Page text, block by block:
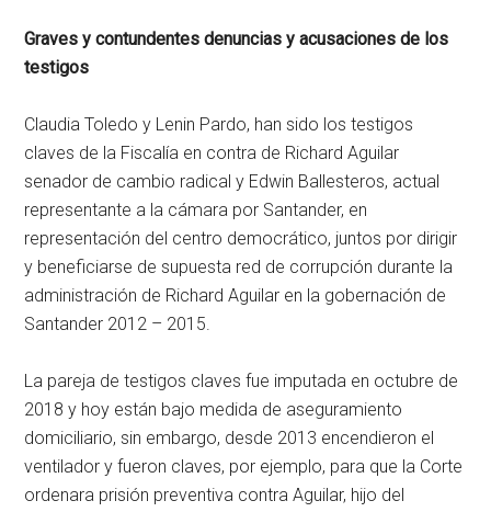
Graves y contundentes denuncias y acusaciones de los
testigos
Claudia Toledo y Lenin Pardo, han sido los testigos
claves de la Fiscalía en contra de Richard Aguilar
senador de cambio radical y Edwin Ballesteros, actual
representante a la cámara por Santander, en
representación del centro democrático, juntos por dirigir
y beneficiarse de supuesta red de corrupción durante la
administración de Richard Aguilar en la gobernación de
Santander 2012 – 2015.
La pareja de testigos claves fue imputada en octubre de
2018 y hoy están bajo medida de aseguramiento
domiciliario, sin embargo, desde 2013 encendieron el
ventilador y fueron claves, por ejemplo, para que la Corte
ordenara prisión preventiva contra Aguilar, hijo del